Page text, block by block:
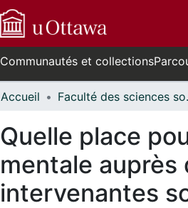
Communautés et collections
Accueil Faculté
Quelle place
mentale auprès
intervenantes